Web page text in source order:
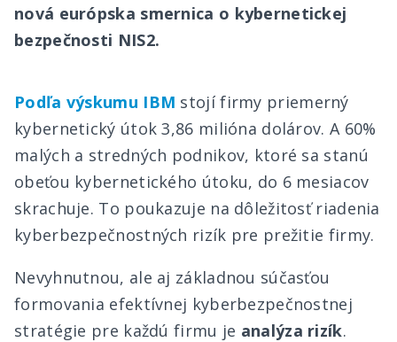
nová európska smernica o kybernetickej
bezpečnosti NIS2.
Podľa výskumu IBM stojí firmy priemerný
kybernetický útok 3,86 milióna dolárov. A 60%
malých a stredných podnikov, ktoré sa stanú
obeťou kybernetického útoku, do 6 mesiacov
skrachuje. To poukazuje na dôležitosť riadenia
kyberbezpečnostných rizík pre prežitie firmy.
Nevyhnutnou, ale aj základnou súčasťou
formovania efektívnej kyberbezpečnostnej
stratégie pre každú firmu je analýza rizík.